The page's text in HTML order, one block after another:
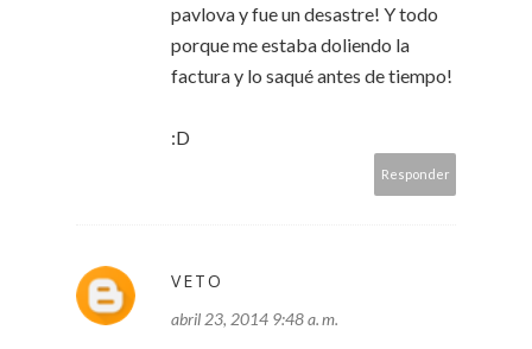
pavlova y fue un desastre! Y todo
porque me estaba doliendo la
factura y lo saqué antes de tiempo!
:D
Responder
VETO
abril 23, 2014 9:48 a. m.